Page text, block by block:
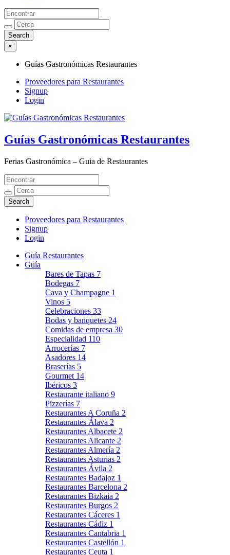
×
Guías Gastronómicas Restaurantes
Proveedores para Restaurantes
Signup
Login
Guías Gastronómicas Restaurantes
Ferias Gastronómica – Guia de Restaurantes
Proveedores para Restaurantes
Signup
Login
Guía Restaurantes
Guía
Bares de Tapas 7
Bodegas 7
Cava y Champagne 1
Vinos 5
Celebraciones 33
Bodas y banquetes 24
Comidas de empresa 30
Especialidad 110
Arrocerías 7
Asadores 14
Braserías 5
Gourmet 14
Ibéricos 3
Restaurante italiano 9
Pizzerías 7
Restaurantes A Coruña 2
Restaurantes Álava 2
Restaurantes Albacete 2
Restaurantes Alicante 2
Restaurantes Almería 2
Restaurantes Asturias 2
Restaurantes Ávila 2
Restaurantes Badajoz 1
Restaurantes Barcelona 2
Restaurantes Bizkaia 2
Restaurantes Burgos 2
Restaurantes Cáceres 1
Restaurantes Cádiz 1
Restaurantes Cantabria 1
Restaurantes Castellón 1
Restaurantes Ceuta 1